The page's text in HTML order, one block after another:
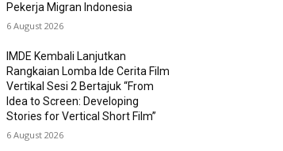
Pekerja Migran Indonesia
6 August 2026
IMDE Kembali Lanjutkan
Rangkaian Lomba Ide Cerita Film
Vertikal Sesi 2 Bertajuk “From
Idea to Screen: Developing
Stories for Vertical Short Film”
6 August 2026